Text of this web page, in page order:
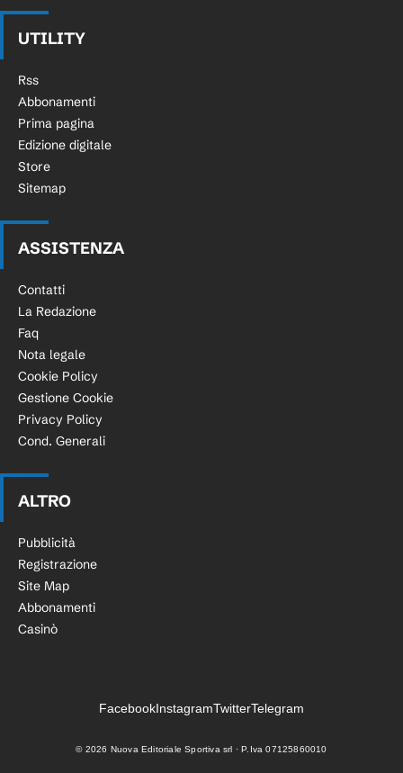
UTILITY
Rss
Abbonamenti
Prima pagina
Edizione digitale
Store
Sitemap
ASSISTENZA
Contatti
La Redazione
Faq
Nota legale
Cookie Policy
Gestione Cookie
Privacy Policy
Cond. Generali
ALTRO
Pubblicità
Registrazione
Site Map
Abbonamenti
Casinò
FacebookInstagramTwitterTelegram
© 2026 Nuova Editoriale Sportiva srl · P.Iva 07125860010